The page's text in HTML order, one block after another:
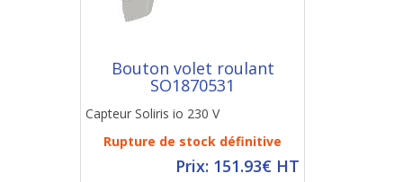
Bouton volet roulant
SO1870531
Capteur Soliris io 230 V
Rupture de stock définitive
Prix: 151.93€ HT